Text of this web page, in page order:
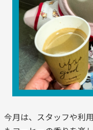
今月は、スタッフや利